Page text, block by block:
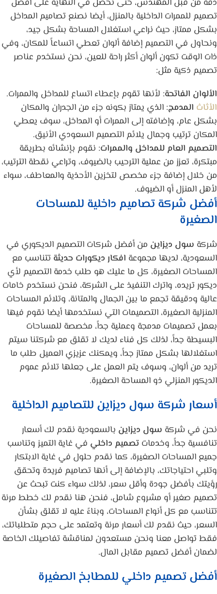
دقة من قبل المهندس، حتى تحصُل في النهاية على أفضل
تصميم للممرات الداخلية بالمنزل، أيضا نصنع تصاميم المداخل
بشكل ممتاز، حيث نراعي استغلال المساحة بشكل جيد،
ونحاول في التصميم إضافة ألوان تعطي اتساعاً للمكان، وفي
ذات الوقت تكون ألوان أكثر راحة للعين، نحن نستخدم عناصر
تصميم ذكية مثل:
الألوان الفاتحة: لأنها تقوم بإعطاء اتساع للمداخل والممرات.
الأثاث المدمج: الذي يمتاز بكونه جزء من الجدران والمكان
بشكل عام، وإضافته إلى الممرات أو المداخل، سوف يعطي
المكان ترتيب وجمال يلائم التصميم السعودي الأنيق.
التصميم العام للمداخل والممرات: نقوم بإنشائه بطريقة
مبتكرة، تعزز من عملية الترحيب بالضيوف، وتراعي نقطة الترتيب،
من خلال إضافة جزء مخصص لتخزين الأحذية والمعاطف، سواء
لأهل المنزل أو الضيوف.
أفضل شركة تصاميم داخلية للمساحات
الصغيرة
شركة سول ديزاين من أفضل شركات التصميم الديكوري في
السعودية، لديها مجموعة افكار ديكورات حديثة تتناسب مع
المساحات الصغيرة، كل ما عليك هو طلب خدمة التصميم لأي
ديكور تريده، واترك التنفيذ على الشركة، فنحن نستخدم خامات
عالية ودقيقة تجمع ما بين الجمال والمتانة، وتلائم المساحات
المنزلية الصغيرة، التصميمات التي نستخدمها أيضا نقوم فيها
بعمل تصميمات مدمجة وعملية جداً، مخصصة للمساحات
البسيطة جداً، لذلك كل فناء لديك لا تقلق مع شركتنا سيتم
استغلالها بشكل ممتاز جداً، ويمكنك عزيزي العميل طلب ما
تريد من ألوان، وسوف يتم العمل على جعلها تلائم عموم
الديكور المنزلي ذو المساحة الصغيرة.
أسعار شركة سول ديزاين للتصاميم الداخلية
نحن في شركة سول ديزاين بالسعودية نقدم لك أسعار
تنافسية جداً، وخدمات تصميم داخلي في غاية التميز وتناسب
جميع المساحات الصغيرة، كما نقدم حلول في غاية الابتكار
وتلبي احتياجاتك، بالإضافة إلى أنها تصاميم فريدة وتحقق
رؤيتك بأفضل جودة وأقل سعر، لذلك سواء كنت تبحث عن
تصميم صغير أو مشروع شامل، فنحن هنا نقدم لك خطط مرنة
تتناسب مع كل أنواع المساحات، وبناءً عليه لا تقلق بشأن
السعر، حيث نقدم لك أسعار مرنة وتعتمد على حجم متطلباتك،
فقط تواصل معنا ونحن مستعدون لمناقشة تفاصيلك الخاصة
لضمان أفضل تصميم مقابل المال.
أفضل تصميم داخلي للمطابخ الصغيرة